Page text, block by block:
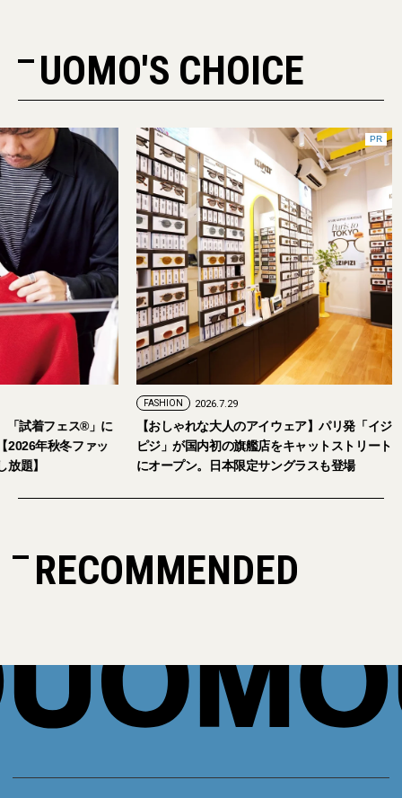
UOMO'S CHOICE
2026年9月5日・6日開催。「試着フェス®︎」に
読者の皆さまをご招待。【2026年秋冬ファッ
ション＆美容アイテム試し放題】
【おしゃれな大人
ピジ」が国内初の
にオープン。日本
RECOMMENDED